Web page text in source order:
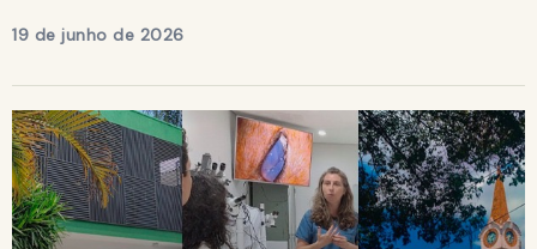
19 de junho de 2026